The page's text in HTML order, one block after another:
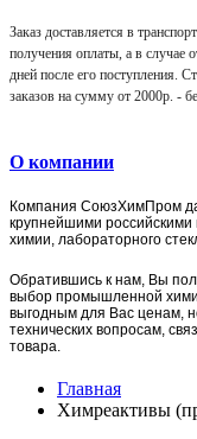
Заказ доставляется в
получения оплаты, а в случае
дней после его поступления.
заказов на сумму от 2000р. -
О компании
Компания СоюзХимПром
крупнейшими
химии, лабораторного
Обратившись к нам, Вы
выбор промышленной
выгодным для Вас ценам,
технических вопросам,
товара.
Главная
Химреактивы